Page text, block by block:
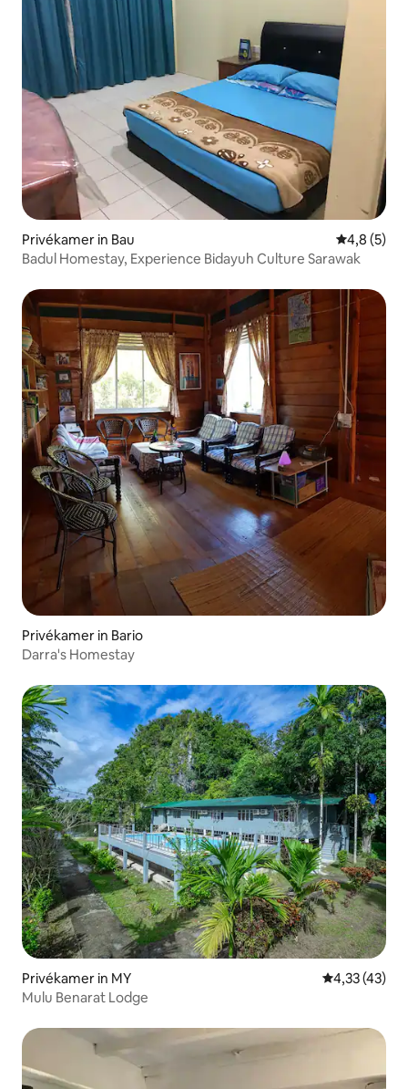
Privékamer in Bau
4,8 (5)
Badul Homestay, Experience Bidayuh Culture Sarawak
Privékamer in Bario
Darra's Homestay
Privékamer in MY Gemiddelde
4,33 (43)
Mulu Benarat Lodge